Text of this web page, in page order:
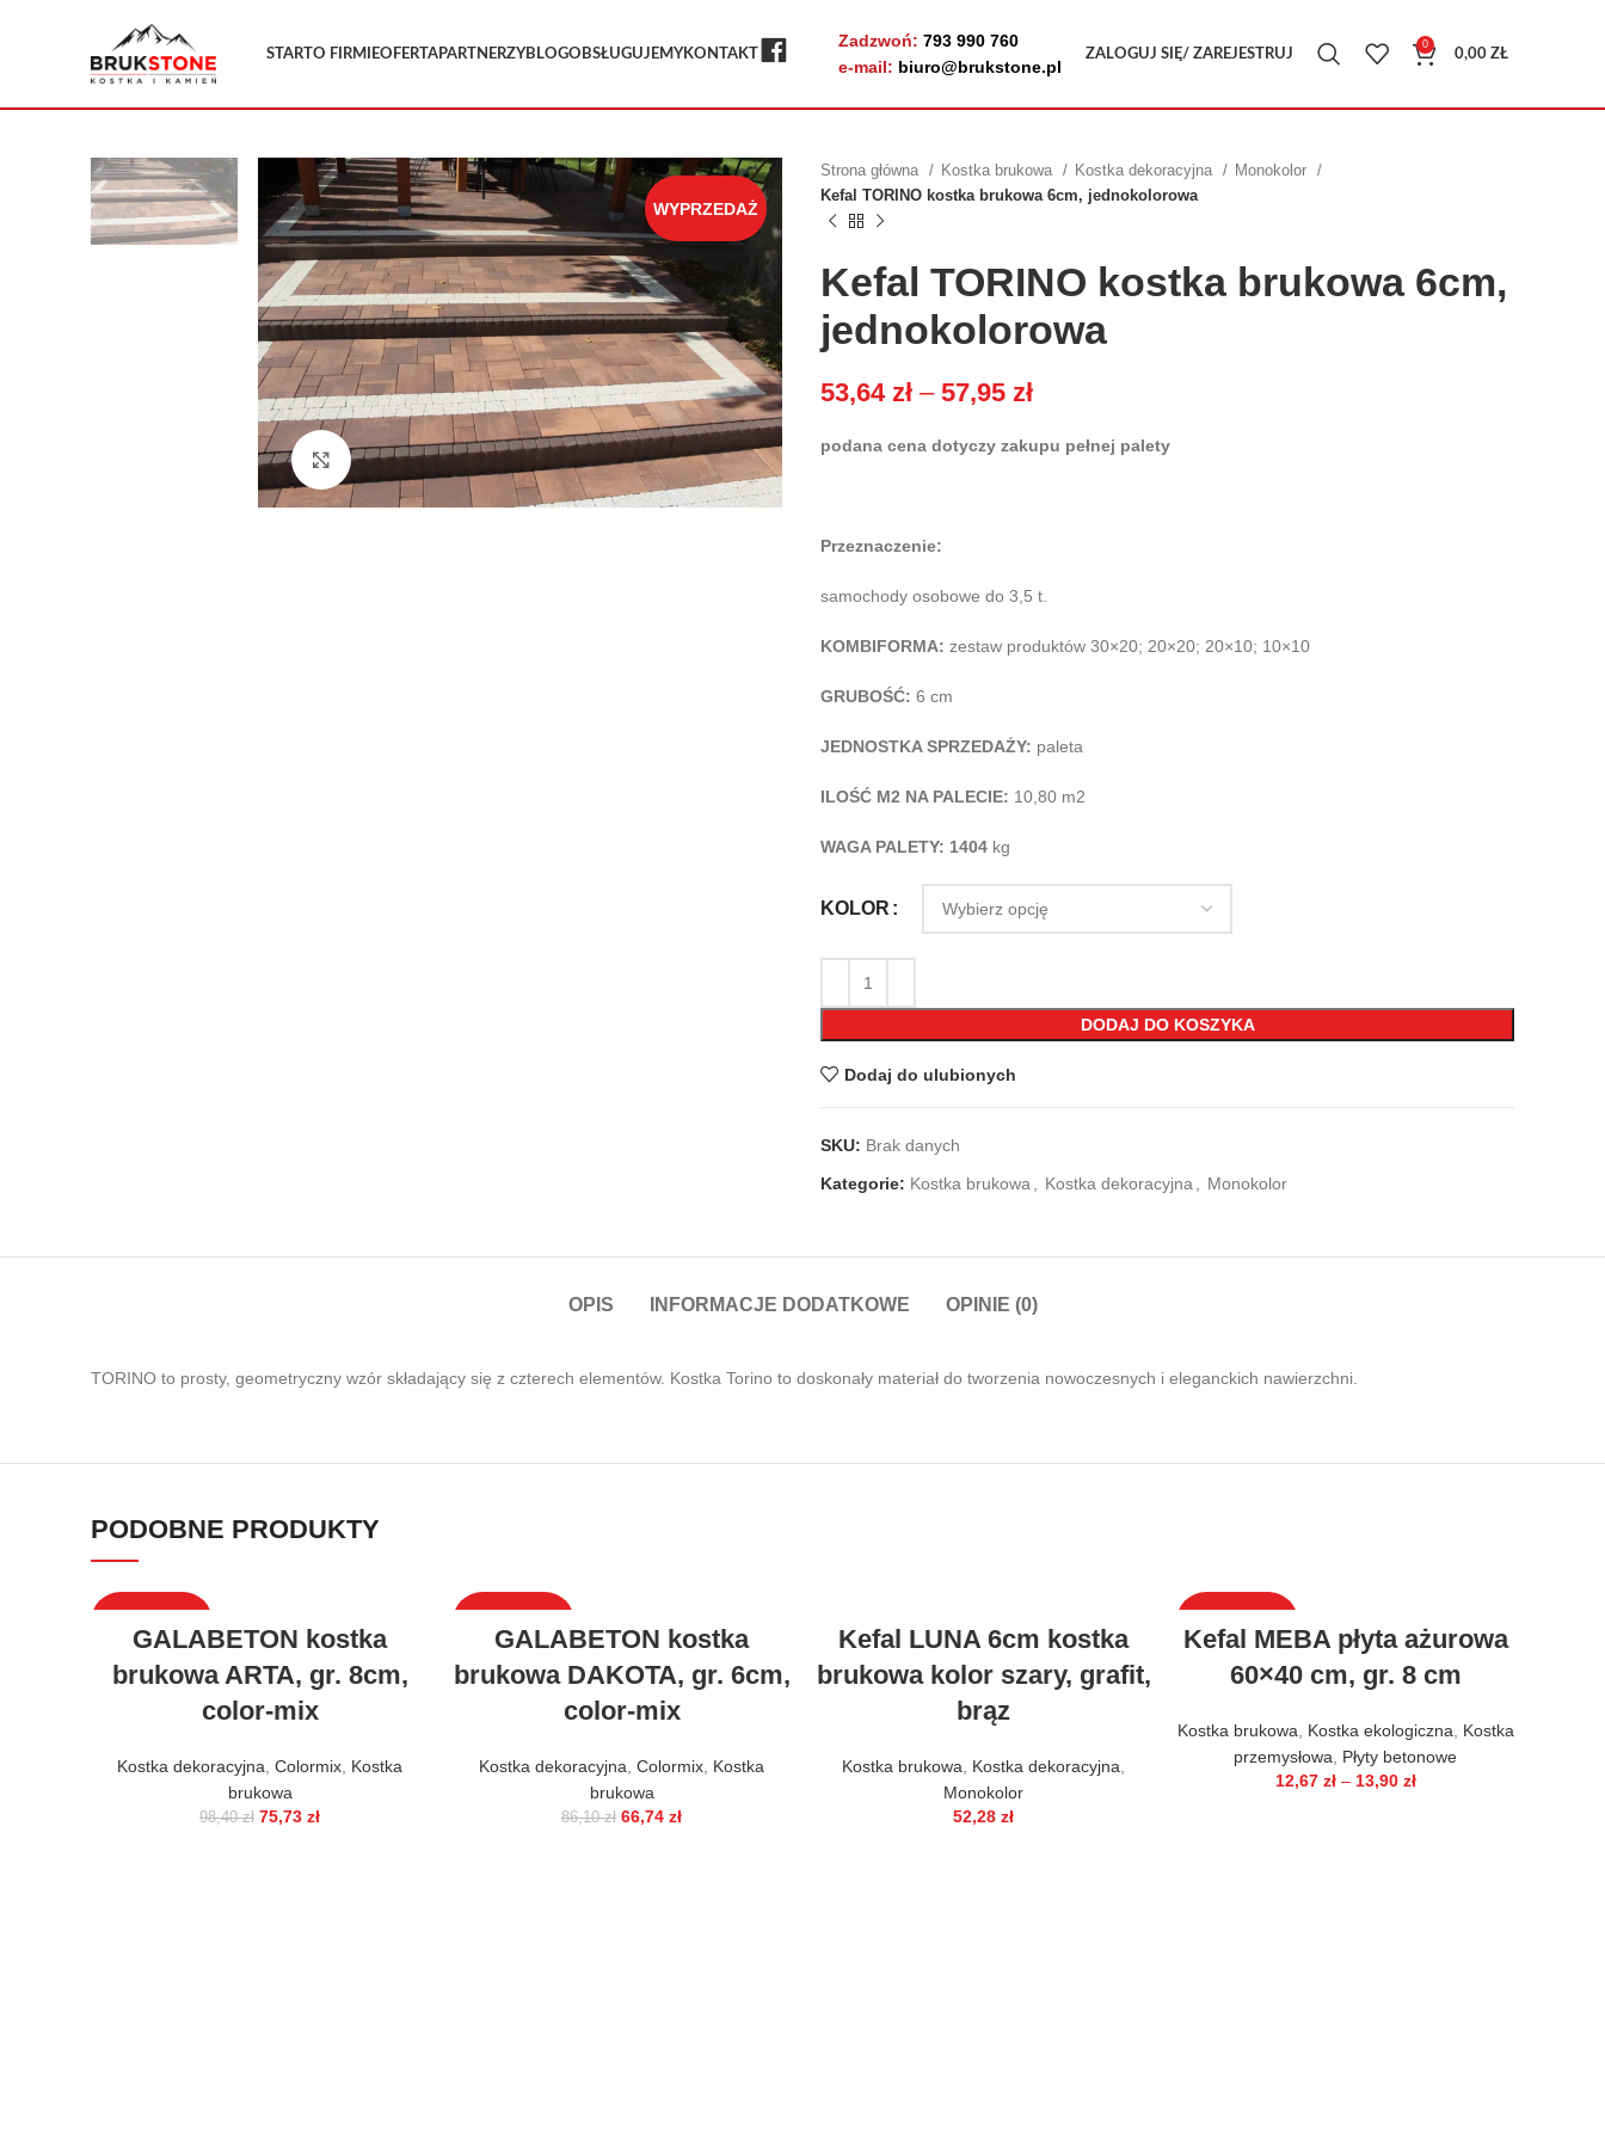
STARTO FIRMIEOFERTAPARTNERZYBLOGOBSŁUGUJEMYKONTAKT
Zadzwoń: 793 990 760
e-mail: biuro@brukstone.pl
ZALOGUJ SIĘ/ ZAREJESTRUJ
0
0,00 ZŁ
WYPRZEDAŻ
Kliknij, aby powiększyć
Strona główna Kostka brukowa Kostka dekoracyjna
Monokolor
Kefal TORINO kostka brukowa 6cm, jednokolorowa
Kefal TORINO kostka brukowa 6cm,
jednokolorowa
53,64 zł – 57,95 zł
podana cena dotyczy zakupu pełnej palety
Przeznaczenie:
samochody osobowe do 3,5 t.
KOMBIFORMA: zestaw produktów 30×20; 20×20; 20×10; 10×10
GRUBOŚĆ: 6 cm
JEDNOSTKA SPRZEDAŻY: paleta
ILOŚĆ M2 NA PALECIE: 10,80 m2
WAGA PALETY: 1404 kg
KOLOR
DODAJ DO KOSZYKA
Dodaj do ulubionych
SKU: Brak danych
Kategorie: Kostka brukowa Kostka dekoracyjna Monokolor
OPIS INFORMACJE DODATKOWE OPINIE (0)
TORINO to prosty, geometryczny wzór składający się z czterech elementów. Kostka Torino to doskonały materiał do tworzenia nowoczesnych i eleganckich nawierzchni.
PODOBNE PRODUKTY
GALABETON kostka
brukowa ARTA, gr. 8cm,
color-mix
Kostka dekoracyjna Colormix Kostka
brukowa
98,40zł 75,73 zł
GALABETON kostka
brukowa DAKOTA, gr. 6cm,
color-mix
Kostka dekoracyjna Colormix Kostka
brukowa
86,10zł 66,74 zł
Kefal LUNA 6cm kostka
brukowa kolor szary, grafit,
brąz
Kostka brukowa Kostka dekoracyjna
Monokolor
52,28 zł
Kefal MEBA płyta ażurowa
60×40 cm, gr. 8 cm
Kostka brukowa Kostka ekologiczna
Kostka
przemysłowa
Płyty betonowe
12,67 zł – 13,90 zł